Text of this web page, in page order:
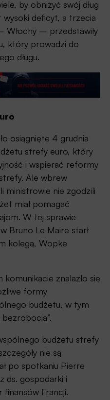
by obniżyć swój dług
wysoki deficyt, a trzecia
– przedstawiły
który prowadzi do
długu.
osiągnięte 4 grudnia
strefy euro, który
i wspierać reformy
Ale wbrew
ministrowie nie zgodzili
miał pomagać
W tej sprawie
Bruno Le Maire starł
kolegą, Wopke
znalazło się
formy
budżetu, w tym
budżetu strefy
nie są
po spotkaniu Pierre
ds. gospodarki i
finansów Francji.